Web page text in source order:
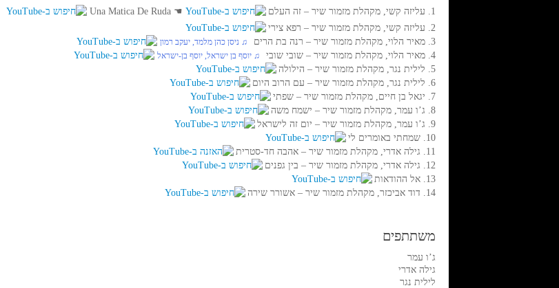
1. עליזה קשי, מקהלת מזמור שיר‏ – זה העלם ☚
2. עליזה קשי, מקהלת מזמור שיר‏ – רפא צירי
3. מאיר הלוי, מקהלת מזמור שיר‏ – רנה בת הרים
‏ ♫ ניסן כהן מלמד, יעקב רמון
4. מאיר הלוי, מקהלת מזמור שיר‏ – שובי שובי ‏ ♫ יוסף בן ישראל, יוסף בן-ישראל
5. לילית נגר, מקהלת מזמור שיר‏ – הילולה
6. לילית נגר, מקהלת מזמור שיר‏ – עם הרוב היום
7. יגאל בן חיים, מקהלת מזמור שיר‏ – שפתי
8. ג’ו עמר, מקהלת מזמור שיר‏ – ישמח משה
9. ג’ו עמר, מקהלת מזמור שיר‏ – יום זה לישראל
10. שמחתי באומרים לי
11. גילה אדרי, מקהלת מזמור שיר‏ – אהבה חד-סטרית
12. גילה אדרי, מקהלת מזמור שיר‏ – בין גפנים
13. אל ההודאות
14. דוד אביכזר, מקהלת מזמור שיר‏ – אשורר שירה
משתתפים
ג’ו עמר
גילה אדרי
לילית נגר